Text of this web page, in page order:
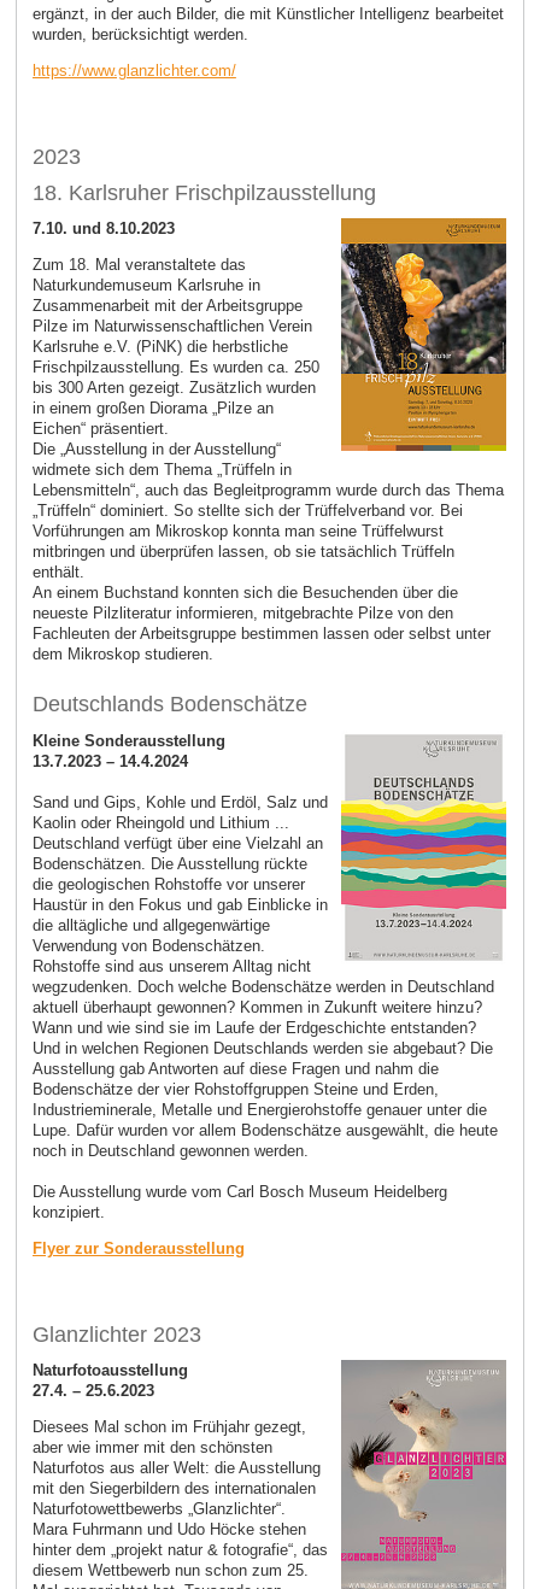
ergänzt, in der auch Bilder, die mit Künstlicher Intelligenz bearbeitet
wurden, berücksichtigt werden.
https://www.glanzlichter.com/
2023
18. Karlsruher Frischpilzausstellung
7.10. und 8.10.2023
Zum 18. Mal veranstaltete das
Naturkundemuseum Karlsruhe in
Zusammenarbeit mit der Arbeitsgruppe
Pilze im Naturwissenschaftlichen Verein
Karlsruhe e.V. (PiNK) die herbstliche
Frischpilzausstellung. Es wurden ca. 250
bis 300 Arten gezeigt. Zusätzlich wurden
in einem großen Diorama „Pilze an
Eichen“ präsentiert.
Die „Ausstellung in der Ausstellung“
widmete sich dem Thema „Trüffeln in
Lebensmitteln“, auch das Begleitprogramm wurde durch das Thema
„Trüffeln“ dominiert. So stellte sich der Trüffelverband vor. Bei
Vorführungen am Mikroskop konnta man seine Trüffelwurst
mitbringen und überprüfen lassen, ob sie tatsächlich Trüffeln
enthält.
An einem Buchstand konnten sich die Besuchenden über die
neueste Pilzliteratur informieren, mitgebrachte Pilze von den
Fachleuten der Arbeitsgruppe bestimmen lassen oder selbst unter
dem Mikroskop studieren.
Deutschlands Bodenschätze
Kleine Sonderausstellung
13.7.2023 – 14.4.2024
Sand und Gips, Kohle und Erdöl, Salz und
Kaolin oder Rheingold und Lithium ...
Deutschland verfügt über eine Vielzahl an
Bodenschätzen. Die Ausstellung rückte
die geologischen Rohstoffe vor unserer
Haustür in den Fokus und gab Einblicke in
die alltägliche und allgegenwärtige
Verwendung von Bodenschätzen.
Rohstoffe sind aus unserem Alltag nicht
wegzudenken. Doch welche Bodenschätze werden in Deutschland
aktuell überhaupt gewonnen? Kommen in Zukunft weitere hinzu?
Wann und wie sind sie im Laufe der Erdgeschichte entstanden?
Und in welchen Regionen Deutschlands werden sie abgebaut? Die
Ausstellung gab Antworten auf diese Fragen und nahm die
Bodenschätze der vier Rohstoffgruppen Steine und Erden,
Industrieminerale, Metalle und Energierohstoffe genauer unter die
Lupe. Dafür wurden vor allem Bodenschätze ausgewählt, die heute
noch in Deutschland gewonnen werden.
Die Ausstellung wurde vom Carl Bosch Museum Heidelberg
konzipiert.
Flyer zur Sonderausstellung
Glanzlichter 2023
Naturfotoausstellung
27.4. – 25.6.2023
Diesees Mal schon im Frühjahr gezegt,
aber wie immer mit den schönsten
Naturfotos aus aller Welt: die Ausstellung
mit den Siegerbildern des internationalen
Naturfotowettbewerbs „Glanzlichter“.
Mara Fuhrmann und Udo Höcke stehen
hinter dem „projekt natur & fotografie“, das
diesem Wettbewerb nun schon zum 25.